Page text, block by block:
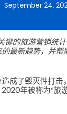
September 24,
键的旅游营销统
最新趋势，并
成了毁灭性打击
年被称为“旅